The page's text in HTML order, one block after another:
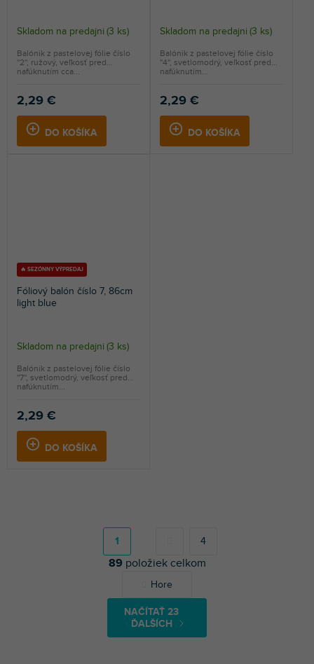
Skladom na predajni (3 ks)
2,29 €
DO KOŠÍKA
Balónik z pastelovej fólie číslo
''2'', ružový, veľkosť pred
nafúknutím cca...
Skladom na predajni (3 ks)
2,29 €
DO KOŠÍKA
Balónik z pastelovej fólie číslo
''4'', svetlomodrý, veľkosť pred
nafúknutím...
🔥 SEZÓNNY VÝPREDAJ
Fóliový balón číslo 7, 86cm
light blue
Skladom na predajni (3 ks)
2,29 €
DO KOŠÍKA
Balónik z pastelovej fólie číslo
''7'', svetlomodrý, veľkosť pred
nafúknutím...
O
l
á
NAČÍTAŤ 23
ĎALŠÍCH
n
o
v
a
n
i
1 4
89 položiek celkom
Hore